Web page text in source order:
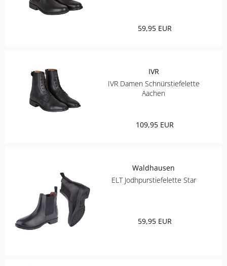
59,95 EUR
IVR
IVR Damen Schnürstiefelette
Aachen
109,95 EUR
Waldhausen
ELT Jodhpurstiefelette Star
59,95 EUR